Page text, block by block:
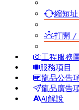
縮短
打開 /
工程服務
服務項目
龍品公告
龍品廣告
AI解說